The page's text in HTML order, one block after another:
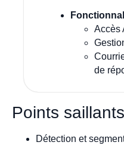
Accès
de
Points
Détection et